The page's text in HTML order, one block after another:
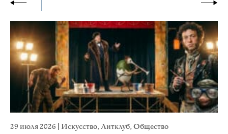
29 июля 2026 Искусство,Литклуб,Общество